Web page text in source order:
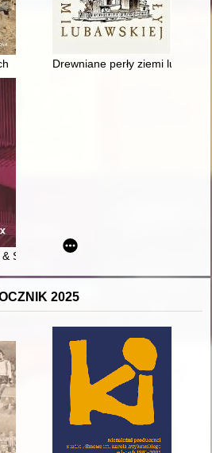
Drewniane perły ziemi
Söhne poza granicami II Rzeszy
2025